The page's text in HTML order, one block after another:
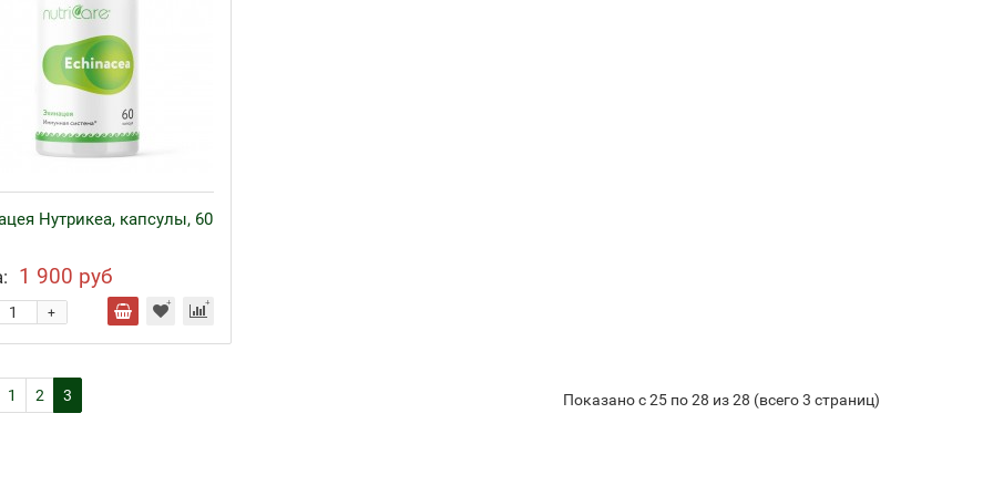
Нутрикеа, капсулы, 60
1 900 руб
+
1 2 3 Показано с 25 по 28 из 28 (всего 3 страниц)